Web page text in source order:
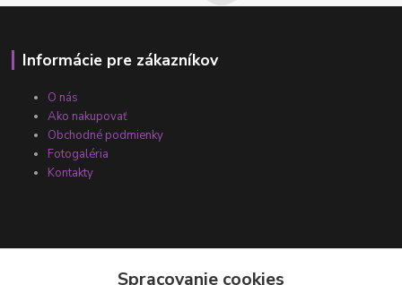
Informácie pre zákazníkov
O nás
Ako nakupovať
Obchodné podmienky
Fotogaléria
Kontakty
Spracovanie cookies